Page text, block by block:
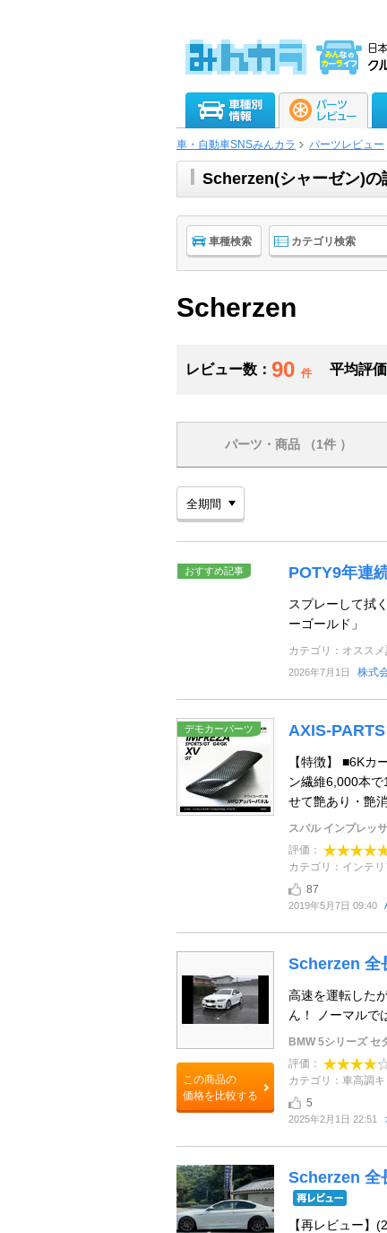
車・自動車SNSみんカラ パーツレビュー
Scherzen(シャーゼン)の
車種検索 カテゴリ検索
Scherzen
レビュー数： 90 件 平均評価
パーツ・商品 （1件 ）
おすすめ記事 POTY9年連
スプレーして拭
ーゴールド」
カテゴリ：オスス
2026年7月1日 株式
デモカーパーツ AXIS-
【特徴】 ■6Kカ
ン繊維6,000本
せて艶あり・艶
スバル インプレッ
評価：
カテゴリ：インテ
87
2019年5月7日 09:40
この商品の
価格を比較する
Scherzen 全
高速を運転した
ん！ ノーマルで
BMW 5シリーズ セ
評価：
カテゴリ：車高調キ
5
2025年2月1日 22:51
Scherzen 全
【再レビュー